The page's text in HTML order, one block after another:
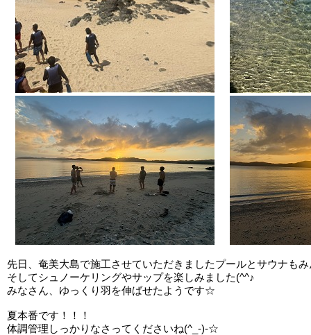
先日、奄美大島で施工させていただきましたプールとサウナも
そしてシュノーケリングやサップを楽しみました(^^♪
みなさん、ゆっくり羽を伸ばせたようです☆
夏本番です！！！
体調管理しっかりなさってくださいね(^_-)-☆